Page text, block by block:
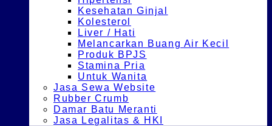
Kesehatan Ginjal
Kolesterol
Liver / Hati
Melancarkan Buang Air Kecil
Produk BPJS
Stamina Pria
Untuk Wanita
Jasa Sewa Website
Rubber Crumb
Damar Batu Meranti
Jasa Legalitas & HKI